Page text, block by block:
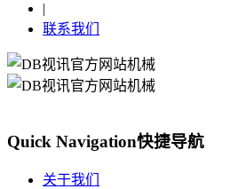
|
联系我们
Quick Navigation快捷导航
关于我们